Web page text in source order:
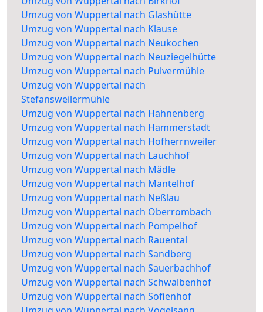
Umzug von Wuppertal nach Glashütte
Umzug von Wuppertal nach Klause
Umzug von Wuppertal nach Neukochen
Umzug von Wuppertal nach Neuziegelhütte
Umzug von Wuppertal nach Pulvermühle
Umzug von Wuppertal nach
Stefansweilermühle
Umzug von Wuppertal nach Hahnenberg
Umzug von Wuppertal nach Hammerstadt
Umzug von Wuppertal nach Hofherrnweiler
Umzug von Wuppertal nach Lauchhof
Umzug von Wuppertal nach Mädle
Umzug von Wuppertal nach Mantelhof
Umzug von Wuppertal nach Neßlau
Umzug von Wuppertal nach Oberrombach
Umzug von Wuppertal nach Pompelhof
Umzug von Wuppertal nach Rauental
Umzug von Wuppertal nach Sandberg
Umzug von Wuppertal nach Sauerbachhof
Umzug von Wuppertal nach Schwalbenhof
Umzug von Wuppertal nach Sofienhof